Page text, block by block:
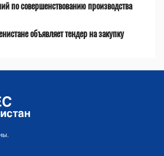
по совершенствованию производства
объявляет тендер на закупку